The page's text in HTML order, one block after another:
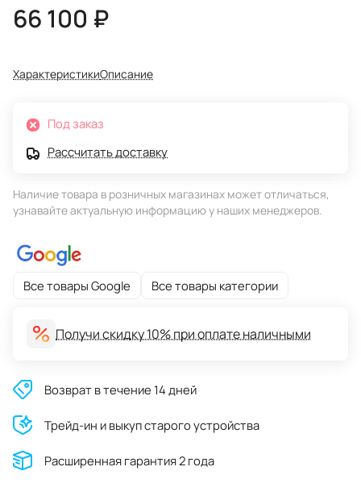
66 100 ₽
ХарактеристикиОписание
Под заказ
Рассчитать доставку
Наличие товара в розничных магазинах может отличаться,
узнавайте актуальную информацию у наших менеджеров.
Все товары Google Все товары категории
Получи скидку 10% при оплате наличными
Возврат в течение 14 дней
Трейд-ин и выкуп старого устройства
Расширенная гарантия 2 года